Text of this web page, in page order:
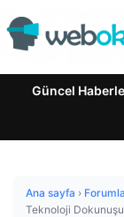
Güncel
Ana sayfa ›
Teknoloji